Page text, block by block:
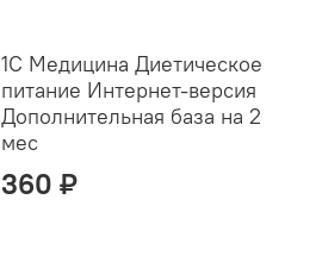
1С Медицина Диетическое
питание Интернет-версия
Дополнительная база на 2
мес
360 ₽